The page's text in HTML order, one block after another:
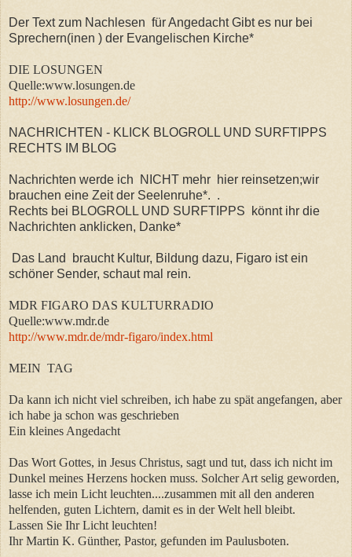
Der Text zum Nachlesen für Angedacht Gibt es nur bei
Sprechern(inen ) der Evangelischen Kirche*
DIE LOSUNGEN
Quelle:www.losungen.de
http://www.losungen.de/
NACHRICHTEN - KLICK BLOGROLL UND SURFTIPPS
RECHTS IM BLOG
Nachrichten werde ich NICHT mehr hier reinsetzen;wir
brauchen eine Zeit der Seelenruhe*. .
Rechts bei BLOGROLL UND SURFTIPPS könnt ihr die
Nachrichten anklicken, Danke*
Das Land braucht Kultur, Bildung dazu, Figaro ist ein
schöner Sender, schaut mal rein.
MDR FIGARO DAS KULTURRADIO
Quelle:www.mdr.de
http://www.mdr.de/mdr-figaro/index.html
MEIN TAG
Da kann ich nicht viel schreiben, ich habe zu spät angefangen, aber
ich habe ja schon was geschrieben
Ein kleines Angedacht
Das Wort Gottes, in Jesus Christus, sagt und tut, dass ich nicht im
Dunkel meines Herzens hocken muss. Solcher Art selig geworden,
lasse ich mein Licht leuchten....zusammen mit all den anderen
helfenden, guten Lichtern, damit es in der Welt hell bleibt.
Lassen Sie Ihr Licht leuchten!
Ihr Martin K. Günther, Pastor, gefunden im Paulusboten.